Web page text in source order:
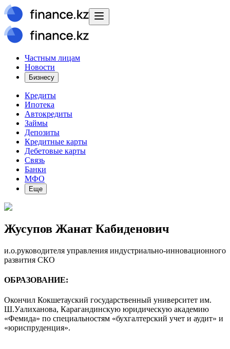
Частным лицам
Новости
Бизнесу
Кредиты
Ипотека
Автокредиты
Займы
Депозиты
Кредитные карты
Дебетовые карты
Связь
Банки
МФО
Еще
Жусупов Жанат Кабиденович
и.о.руководителя управления индустриально-инновационного
развития СКО
ОБРАЗОВАНИЕ:
Окончил Кокшетауский государственный университет им.
Ш.Уалиханова, Карагандинскую юридическую академию
«Фемида» по специальностям «бухгалтерский учет и аудит» и
«юриспруденция».